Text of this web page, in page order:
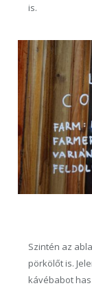
is.
Szintén az
pörkölőt is.
kávébabot